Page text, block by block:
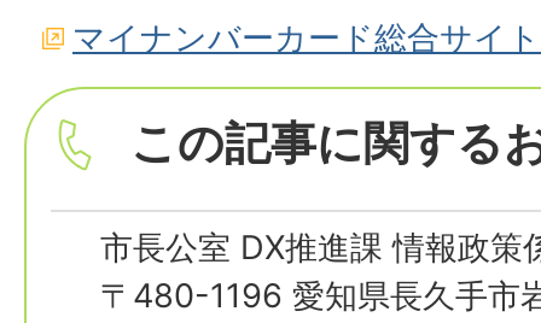
マイナンバーカード総合サイ
この記事に関する
市長公室 DX推進課 情報政策
〒480-1196 愛知県長久手市